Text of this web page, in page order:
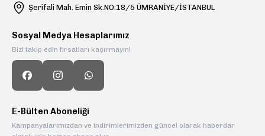
Şerifali Mah. Emin Sk.NO:18/5 ÜMRANİYE/İSTANBUL
Sosyal Medya Hesaplarımız
Bizi takip edin fırsatları kaçırmayın!
E-Bülten Aboneliği
Kampanyalarımızdan ve indirimlerimizden güncel olarak haberdar